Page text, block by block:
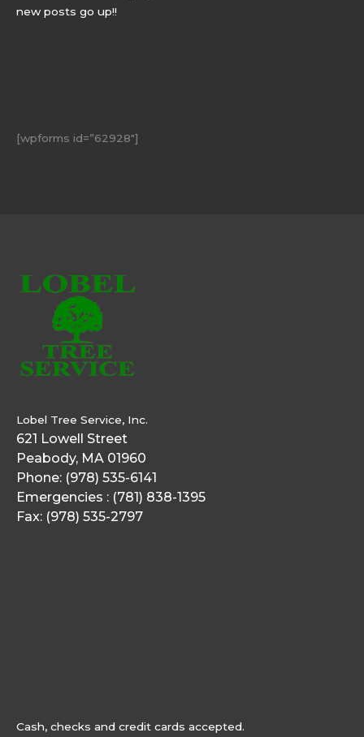
new posts go up!!
[wpforms id=”62928″]
Lobel Tree Service, Inc.
621 Lowell Street
Peabody, MA 01960
Phone: (978) 535-6141
Emergencies : (781) 838-1395
Fax: (978) 535-2797
Cash, checks and credit cards accepted.